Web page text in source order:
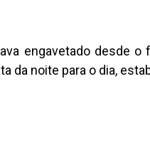
engavetado desde o
da noite para o dia,